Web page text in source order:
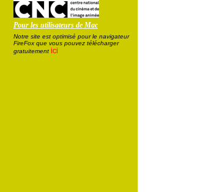
Pour les utilisateurs de Mac
Notre site est optimisé pour le navigateur
FireFox que vous pouvez télécharger
gratuitement ici